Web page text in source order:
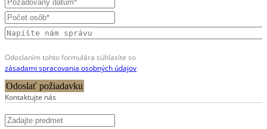
Odoslaním tohto formulára súhlasíte so
zásadami spracovania osobných údajov.
Odoslať požiadavku
Kontaktujte nás